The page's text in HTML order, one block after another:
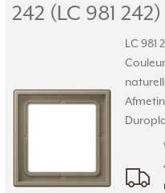
242 (LC 981 242)
LC 981